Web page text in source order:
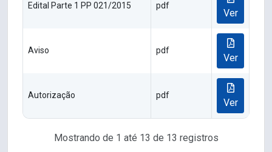
Edital Parte 1 PP 021/2015 pdf
Ver
Aviso pdf
Ver
Autorização pdf
Ver
Mostrando de 1 até 13 de 13 registros